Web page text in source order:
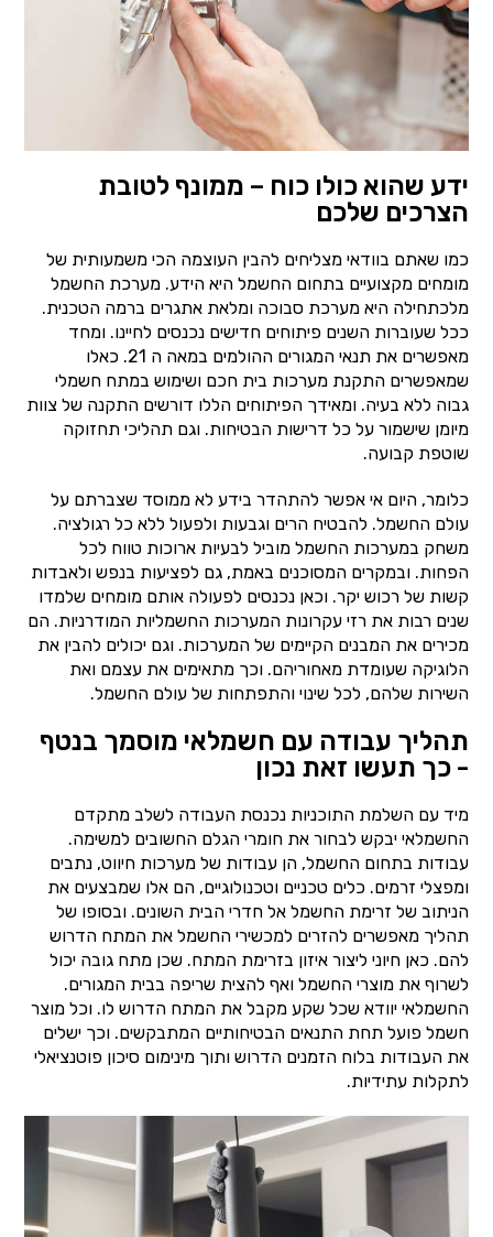
ידע שהוא כולו כוח – ממונף לטובת
הצרכים שלכם
כמו שאתם בוודאי מצליחים להבין העוצמה הכי משמעותית של
מומחים מקצועיים בתחום החשמל היא הידע. מערכת החשמל
מלכתחילה היא מערכת סבוכה ומלאת אתגרים ברמה הטכנית.
ככל שעוברות השנים פיתוחים חדישים נכנסים לחיינו. ומחד
מאפשרים את תנאי המגורים ההולמים במאה ה 21. כאלו
שמאפשרים התקנת מערכות בית חכם ושימוש במתח חשמלי
גבוה ללא בעיה. ומאידך הפיתוחים הללו דורשים התקנה של צוות
מיומן שישמור על כל דרישות הבטיחות. וגם תהליכי תחזוקה
שוטפת קבועה.
כלומר, היום אי אפשר להתהדר בידע לא ממוסד שצברתם על
עולם החשמל. להבטיח הרים וגבעות ולפעול ללא כל רגולציה.
משחק במערכות החשמל מוביל לבעיות ארוכות טווח לכל
הפחות. ובמקרים המסוכנים באמת, גם לפציעות בנפש ולאבדות
קשות של רכוש יקר. וכאן נכנסים לפעולה אותם מומחים שלמדו
שנים רבות את רזי עקרונות המערכות החשמליות המודרניות. הם
מכירים את המבנים הקיימים של המערכות. וגם יכולים להבין את
הלוגיקה שעומדת מאחוריהם. וכך מתאימים את עצמם ואת
השירות שלהם, לכל שינוי והתפתחות של עולם החשמל.
תהליך עבודה עם חשמלאי מוסמך בנטף
- כך תעשו זאת נכון
מיד עם השלמת התוכניות נכנסת העבודה לשלב מתקדם
החשמלאי יבקש לבחור את חומרי הגלם החשובים למשימה.
עבודות בתחום החשמל, הן עבודות של מערכות חיווט, נתבים
ומפצלי זרמים. כלים טכניים וטכנולוגיים, הם אלו שמבצעים את
הניתוב של זרימת החשמל אל חדרי הבית השונים. ובסופו של
תהליך מאפשרים להזרים למכשירי החשמל את המתח הדרוש
להם. כאן חיוני ליצור איזון בזרימת המתח. שכן מתח גובה יכול
לשרוף את מוצרי החשמל ואף להצית שריפה בבית המגורים.
החשמלאי יוודא שכל שקע מקבל את המתח הדרוש לו. וכל מוצר
חשמל פועל תחת התנאים הבטיחותיים המתבקשים. וכך ישלים
את העבודות בלוח הזמנים הדרוש ותוך מינימום סיכון פוטנציאלי
לתקלות עתידיות.